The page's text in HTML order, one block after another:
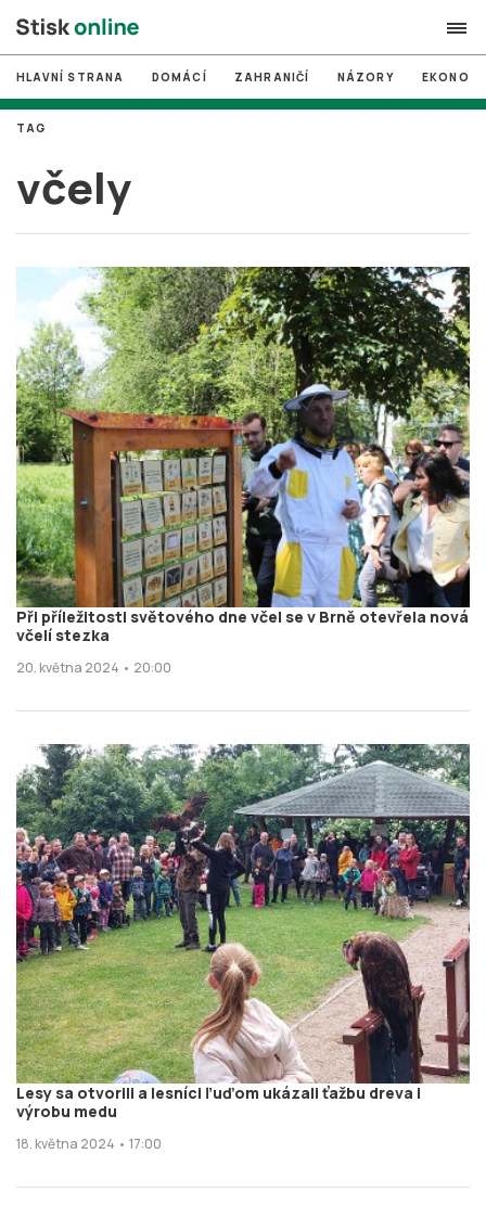
search
# MUNI
# Brno
# volby
PŘIHLÁSIT SE
Zapomněli jste heslo?
Založit nový účet
HLAVNÍ STRANA DOMÁCÍ ZAHRANIČÍ NÁZORY
včely
TAG
Při příležitosti světového dne včel se v Brně otevřela nová
včelí stezka
20. května 2024 • 20:00
Lesy sa otvorili a lesníci ľuďom ukázali ťažbu dreva i
výrobu medu
18. května 2024 • 17:00